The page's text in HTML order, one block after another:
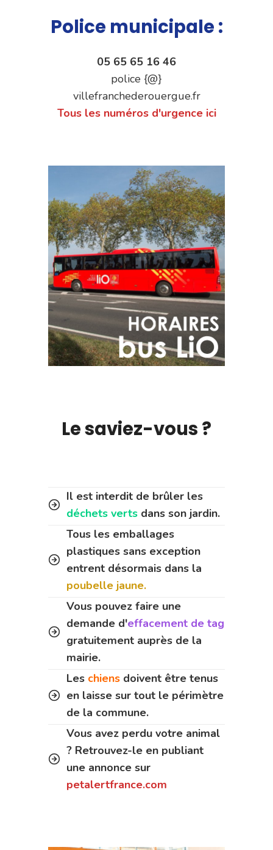
Police municipale :
05 65 65 16 46
police {@}
villefranchederouergue.fr
Tous les numéros d'urgence ici
Le saviez-vous ?
Il est interdit de brûler les
déchets verts dans son jardin.
Tous les emballages
plastiques sans exception
entrent désormais dans la
poubelle jaune.
Vous pouvez faire une
demande d'effacement de tag
gratuitement auprès de la
mairie.
Les chiens doivent être tenus
en laisse sur tout le périmètre
de la commune.
Vous avez perdu votre animal
? Retrouvez-le en publiant
une annonce sur
petalertfrance.com